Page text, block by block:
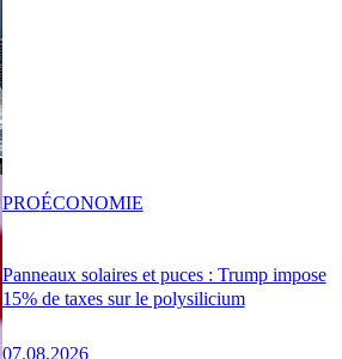
Panneaux solaires et puces : Trump impose
15% de taxes sur le polysilicium
07.08.2026
PROÉCONOMIE